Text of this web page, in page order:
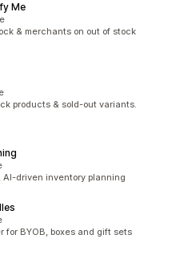
Me
& merchants on out of stock
products & sold-out variants.
driven inventory planning
for BYOB, boxes and gift sets